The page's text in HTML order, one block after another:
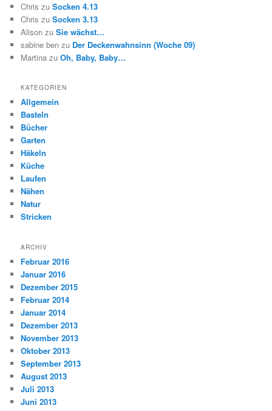
Chris zuSocken 4.13
Chris zuSocken 3.13
Alison zuSie wächst…
sabine ben zu Der Deckenwahnsinn (Woche 09)
Martina zuOh, Baby, Baby…
KATEGORIEN
Allgemein
Basteln
Bücher
Garten
Häkeln
Küche
Laufen
Nähen
Natur
Stricken
ARCHIV
Februar 2016
Januar 2016
Dezember 2015
Februar 2014
Januar 2014
Dezember 2013
November 2013
Oktober 2013
September 2013
August 2013
Juli 2013
Juni 2013